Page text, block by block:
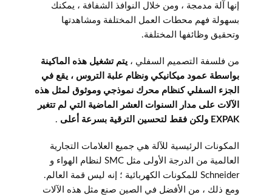
إنها آلة مدمجة ، ومن خلال النوافذ الشفافة ، يمكنك
بسهولة فهم محطات العمل المختلفة ومشاهدتها
وتحقيق وظائفها المختلفة.
من فلسفة التصميم السفلي ، يتم تشغيل هذه الماكينة
بواسطة عمود ميكانيكي ونظام علبة التروس ، يقع في
الجزء السفلي كنظام محرك نموذجي وموثوق لمثل هذه
الآلات على مدار السنوات العشر الماضية التي لم تتغير
EXPAK ولكن فقط لتحسين الترقية بسرعة أعلى
.
المكونات الرئيسية للآلة هي جميع العلامات التجارية
العالمية من الدرجة الأولى مثل SMC لنظام الهواء و
Schneider للمكونات الكهربائية ؛ إنه ليس قمة العالم.
ومع ذلك ، من الأفضل في الصين صنع مثل هذه الآلات